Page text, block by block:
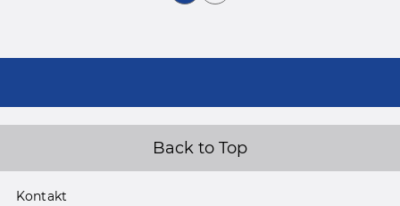
Back to Top
Kontakt